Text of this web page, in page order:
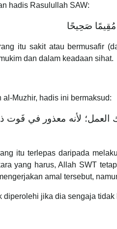
hadis Rasulullah SAW:
صَحِيحًا
itu sakit atau bermusafir
dan dalam keadaan sihat.
Muzhir, hadis ini bermaksud:
لأنه معذور في فَوت
itu terlepas daripada
yang harus, Allah SWT
amal tersebut,
diperolehi jika dia sengaja